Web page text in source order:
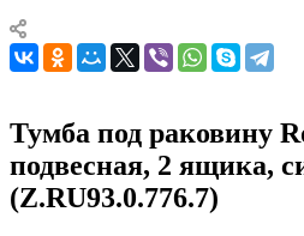
Тумба под раковину
подвесная, 2 ящика,
(Z.RU93.0.776.7)